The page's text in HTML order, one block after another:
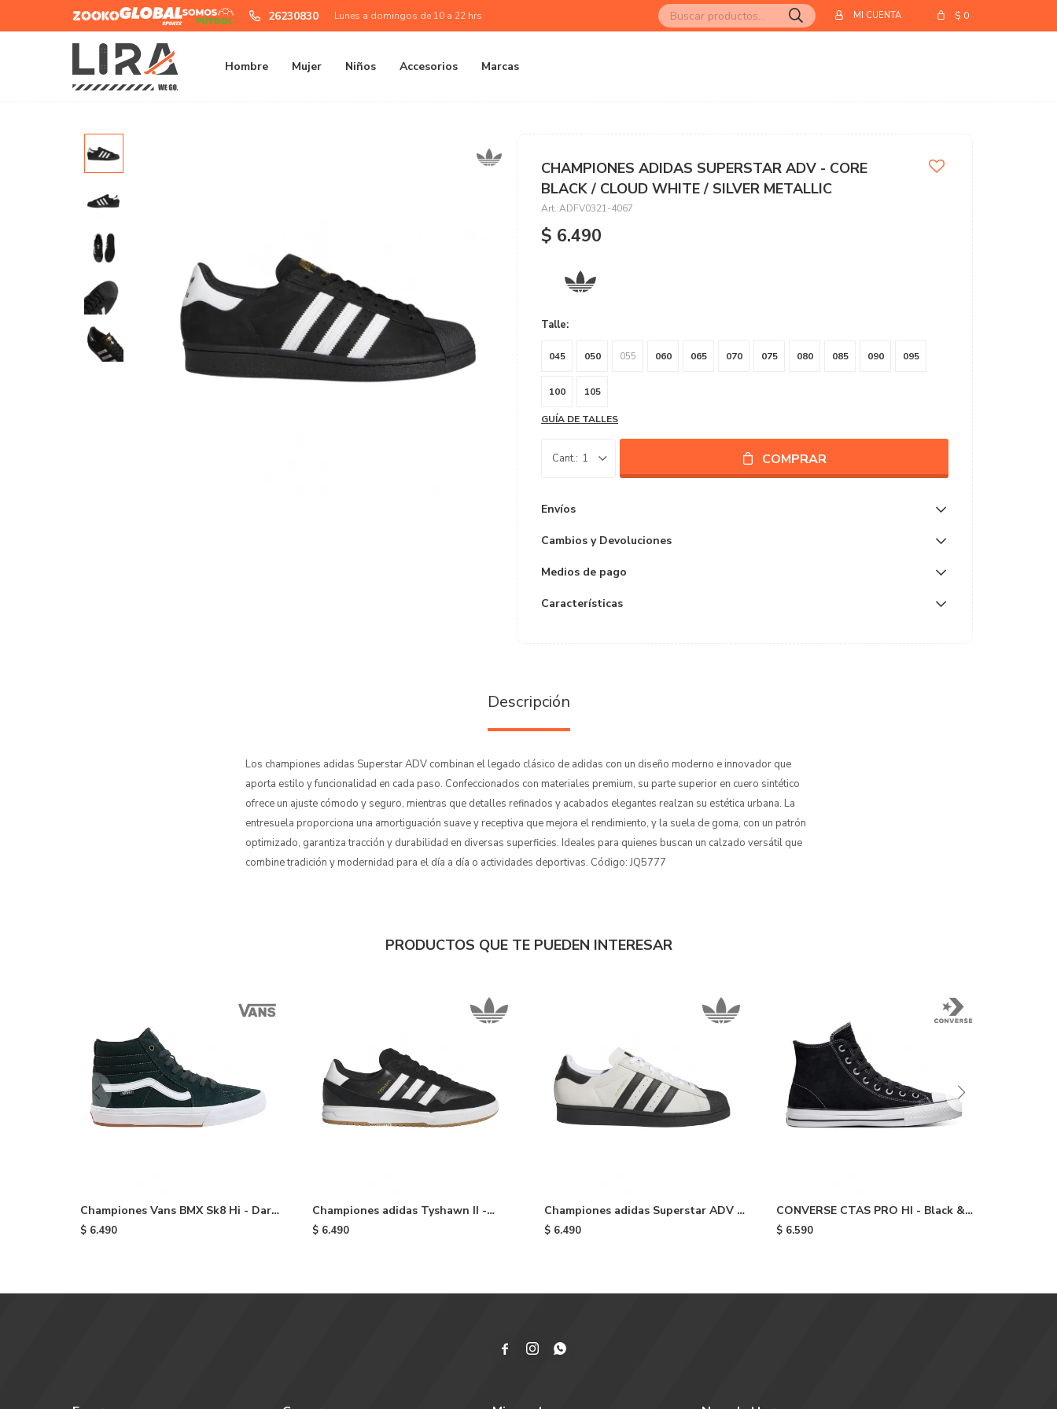
Hombre Mujer Niños Accesorios Marcas
$ 0
Futbol
26230830 Lunes a domingos de 10 a 22 hrs
CHAMPIONES ADIDAS SUPERSTAR ADV - CORE
BLACK / CLOUD WHITE / SILVER METALLIC
ADFV0321-4067
$ 6.490
Talle:
045 050 055 060 065 070 075 080 085 090 095
100 105
GUÍA DE TALLES
1 COMPRAR
Envíos
Cambios y Devoluciones
Medios de pago
Características
Descripción
Los championes adidas Superstar ADV combinan el legado clásico de adidas con un diseño moderno e innovador que
aporta estilo y funcionalidad en cada paso. Confeccionados con materiales premium, su parte superior en cuero sintético
ofrece un ajuste cómodo y seguro, mientras que detalles refinados y acabados elegantes realzan su estética urbana. La
entresuela proporciona una amortiguación suave y receptiva que mejora el rendimiento, y la suela de goma, con un patrón
optimizado, garantiza tracción y durabilidad en diversas superficies. Ideales para quienes buscan un calzado versátil que
combine tradición y modernidad para el día a día o actividades deportivas. Código: JQ5777
PRODUCTOS QUE TE PUEDEN INTERESAR
Championes Vans BMX Sk8 Hi - Dark
Green
$ 6.490
Championes adidas Tyshawn II -
Black
$ 6.490
Championes adidas Superstar ADV -
Crystal White
$ 6.490
CONVERSE CTAS PRO HI - Black &
White
$ 6.590
  